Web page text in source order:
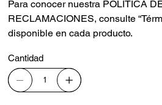
Para conocer nuestra POLÍTICA
RECLAMACIONES, consulte
disponible en cada producto.
Cantidad